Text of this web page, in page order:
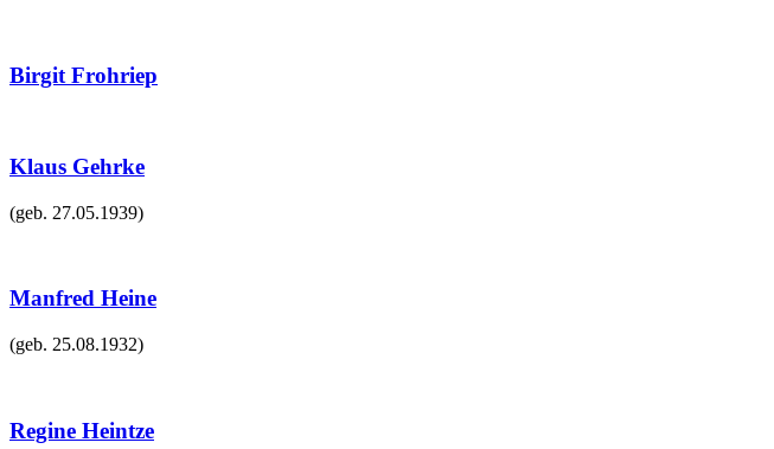
Birgit Frohriep
Klaus Gehrke
(geb. 27.05.1939)
Manfred Heine
(geb. 25.08.1932)
Regine Heintze